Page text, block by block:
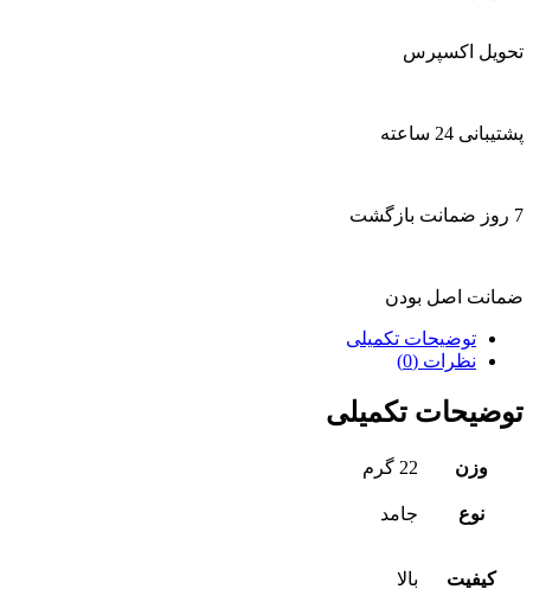
تحویل اکسپرس
پشتیبانی 24 ساعته
7 روز ضمانت بازگشت
ضمانت اصل بودن
توضیحات تکمیلی
نظرات (0)
توضیحات تکمیلی
وزن 22 گرم
نوع جامد
کیفیت بالا